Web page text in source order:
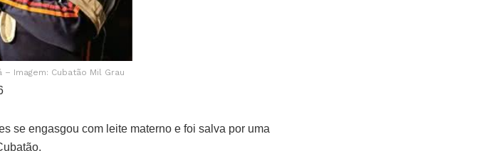
Imagem: Cubatão Mil Grau
se engasgou com leite materno e foi salva por uma